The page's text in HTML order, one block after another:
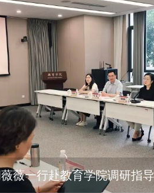
薇一行赴教育学院调研指导